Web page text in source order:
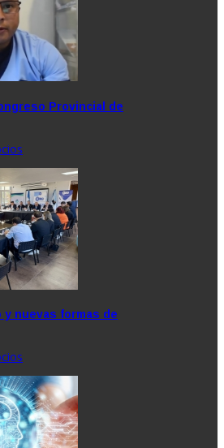
Provincial de
y nuevas formas de